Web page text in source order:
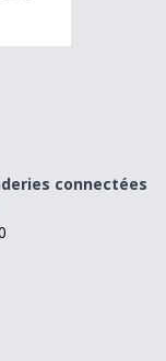
connectées